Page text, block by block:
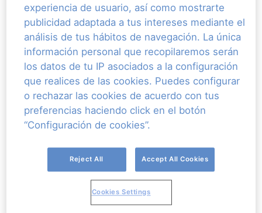
Cedida por Réca Bucsi
RÉKA BUCSI
Réka Bucsi es una cineasta de animación
húngara. Se graduó con un máster en
realización de cine de animación en la
experiencia de usuario, así como mostrarte
publicidad adaptada a tus intereses mediante el
análisis de tus hábitos de navegación. La única
información personal que recopilaremos serán
los datos de tu IP asociados a la configuración
que realices de las cookies. Puedes configurar
o rechazar las cookies de acuerdo con tus
preferencias haciendo click en el botón
“Configuración de cookies”.
Reject All Accept All Cookies
Cookies Settings